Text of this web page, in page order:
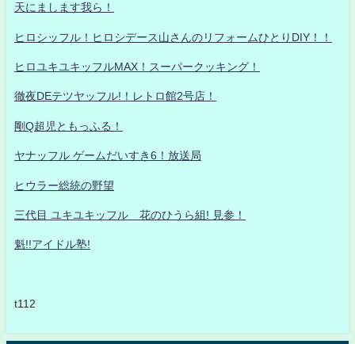
天にまします我ら！
ヒロシッフル！ヒロシデース山さんのリフォームひとりDIY！！
ヒロユキユキッフルMAX！スーパークッキング！
徹夜DEテツヤッフル!！レトロ館2号店！
剛Q超児ともっふる！
ヤナッフル ゲームだいすき6！放送局
ヒウラー総統の野望
三代目 ユキユキッフル 花のひうら組! 見参！
魁!!アイドル塾!
t112